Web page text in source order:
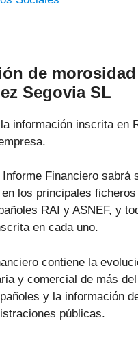
de
Segovia SL
información inscrita en
Financiero sabrá
los principales ficheros
RAI y ASNEF, y
en cada uno.
contiene la
y comercial de más
y la información
públicas.